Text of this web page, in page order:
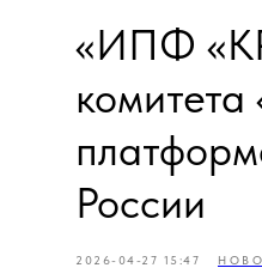
«ИПФ
комитета
России
2026-04-27 15:47